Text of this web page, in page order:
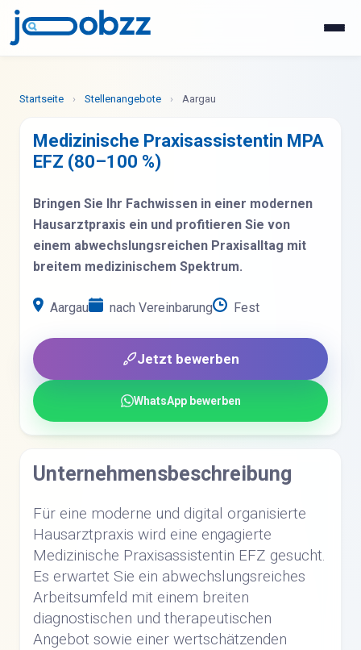
Startseite › Stellenangebote › Aargau
Medizinische Praxisassistentin MPA
EFZ (80–100 %)
Bringen Sie Ihr Fachwissen in einer modernen
Hausarztpraxis ein und profitieren Sie von
einem abwechslungsreichen Praxisalltag mit
breitem medizinischem Spektrum.
Aargau nach Vereinbarung Fest
Jetzt bewerben
WhatsApp bewerben
Unternehmensbeschreibung
Für eine moderne und digital organisierte
Hausarztpraxis wird eine engagierte
Medizinische Praxisassistentin EFZ gesucht.
Es erwartet Sie ein abwechslungsreiches
Arbeitsumfeld mit einem breiten
diagnostischen und therapeutischen
Angebot sowie einer wertschätzenden